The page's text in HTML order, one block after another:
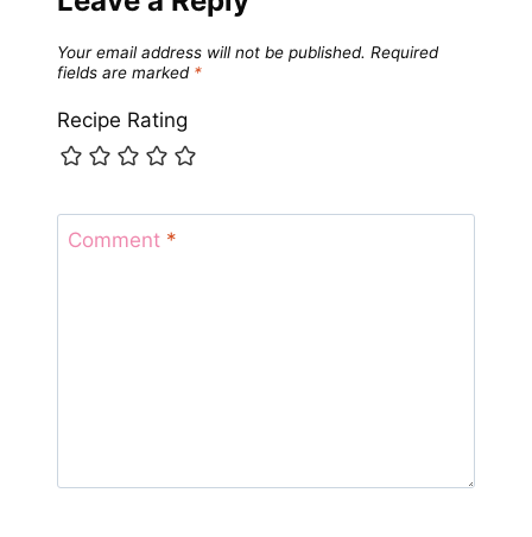
Your email address will not be published. Required
fields are marked *
Recipe Rating
Comment *